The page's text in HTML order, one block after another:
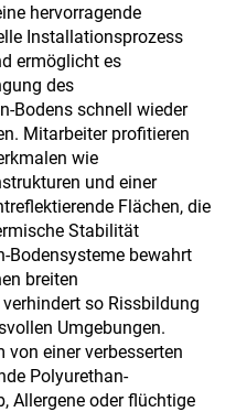
hervorragende
Installationsprozess
ermöglicht es
des
Bodens schnell wieder
Mitarbeiter profitieren
wie
und einer
Flächen, die
Stabilität
Bodensysteme bewahrt
breiten
so Rissbildung
Umgebungen.
einer verbesserten
Polyurethan-
Allergene oder flüchtige